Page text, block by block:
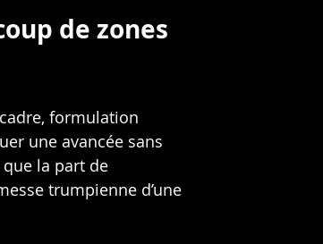
de zones
formulation
une avancée sans
que la part de
trumpienne d’une